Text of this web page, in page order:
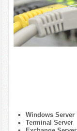
Kontakt
Windows Server
Terminal Server